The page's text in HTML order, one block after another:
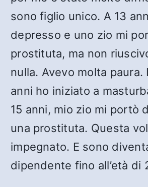
sono figlio unico. A 13
depresso e uno zio mi
prostituta, ma non
nulla. Avevo molta paura.
anni ho iniziato a
15 anni, mio zio mi portò
una prostituta. Questa
impegnato. E sono
dipendente fino all’età di